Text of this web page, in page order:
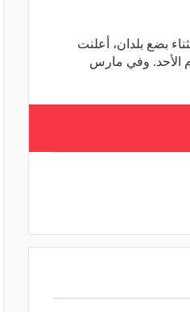
بضع بلدان، أعلنت
الأحد. وفي مارس